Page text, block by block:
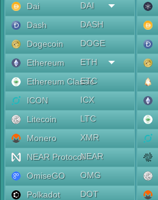
Dai
DAI
Dash
DASH
Dogecoin
DOGE
Ethereum
ETH
Ethereum Classic
ETC
ICON
ICX
Litecoin
LTC
Monero
XMR
NEAR ProtocolNEAR
OmiseGO
OMG
Polkadot
DOT